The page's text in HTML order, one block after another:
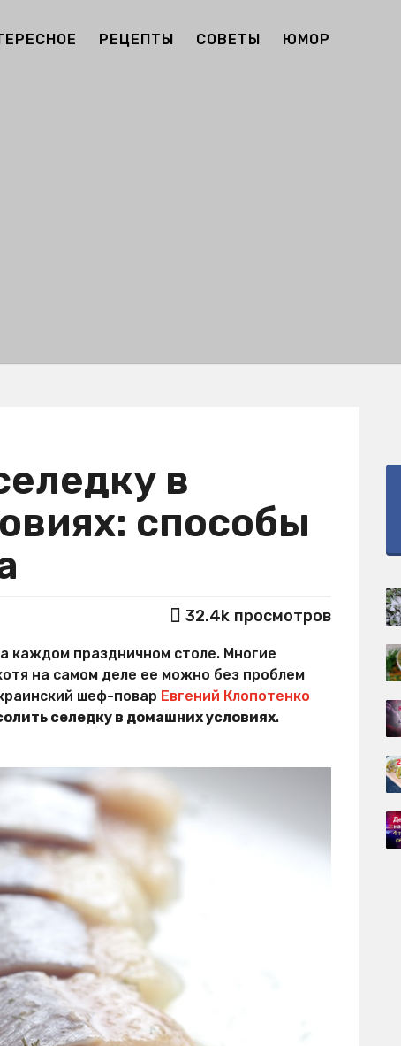
РЕЦЕПТЫ СОВЕТЫ ЮМОР
в
способы
32.4k просмотров
каждом праздничном столе. Многие
на самом деле ее можно без проблем
шеф-повар Евгений Клопотенко
селедку в домашних условиях.